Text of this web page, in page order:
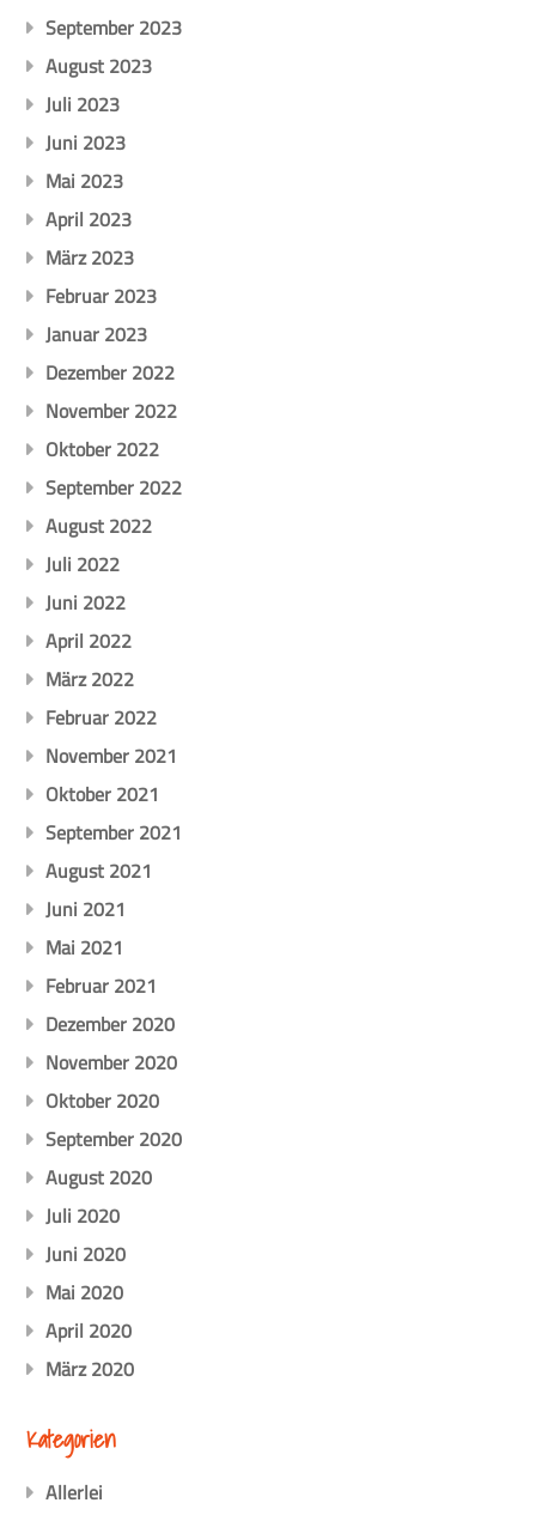
September 2023
August 2023
Juli 2023
Juni 2023
Mai 2023
April 2023
März 2023
Februar 2023
Januar 2023
Dezember 2022
November 2022
Oktober 2022
September 2022
August 2022
Juli 2022
Juni 2022
April 2022
März 2022
Februar 2022
November 2021
Oktober 2021
September 2021
August 2021
Juni 2021
Mai 2021
Februar 2021
Dezember 2020
November 2020
Oktober 2020
September 2020
August 2020
Juli 2020
Juni 2020
Mai 2020
April 2020
März 2020
Kategorien
Allerlei